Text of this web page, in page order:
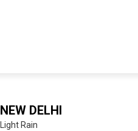
NEW DELHI
Light Rain